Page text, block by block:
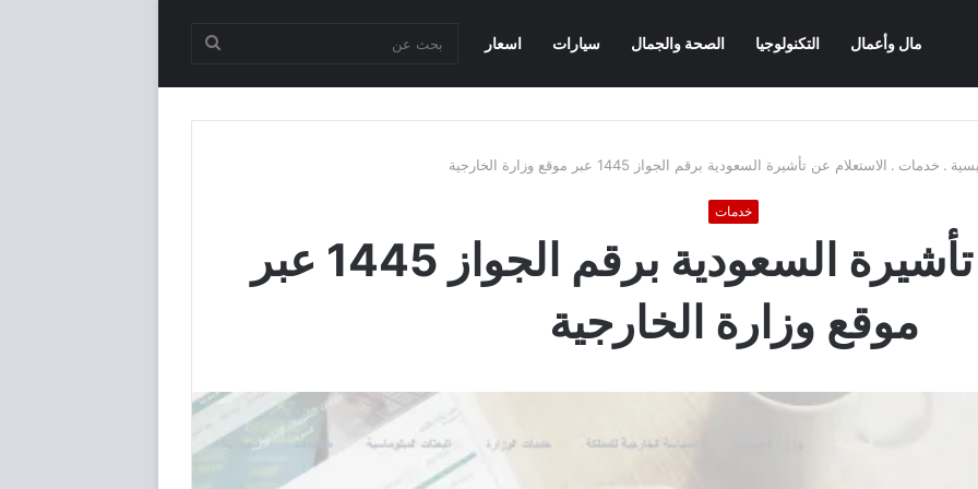
مال وأعمال التكنولوجيا الصحة والجمال سيارات اسعار
. خدمات . الاستعلام عن تأشيرة السعودية برقم الجواز 1445 عبر موقع وزارة الخارجية
خدمات
الاستعلام عن تأشيرة السعودية برقم الجواز 1445 عبر
موقع وزارة الخارجية